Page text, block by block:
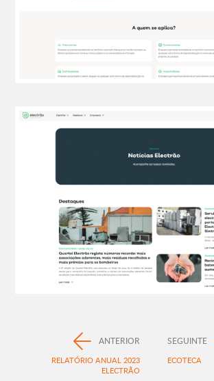
RELATÓRIO ANUAL 2023
ELECTRÃO
ANTERIOR SEGUINTE
ECOTECA